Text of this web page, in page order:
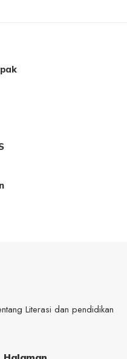
Literasi dan pendidikan